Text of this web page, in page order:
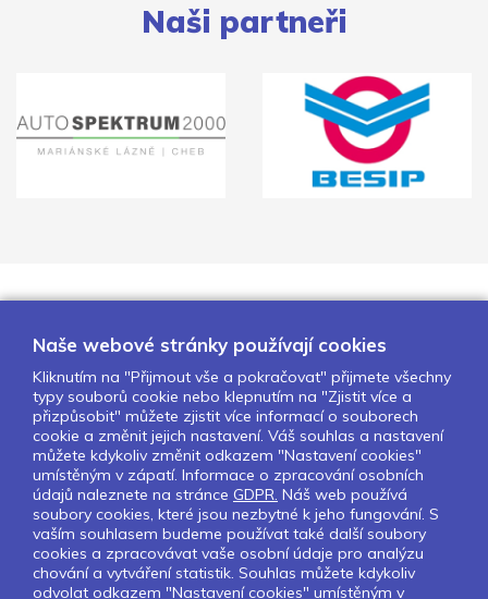
Naši partneři
O nás Naše projekty
Pro školy
Partneři
Kontakty
GDPR
Nastavení cookies
Sledujte nás:
Naše webové stránky používají cookies
Kliknutím na "Přijmout vše a pokračovat" přijmete všechny
typy souborů cookie nebo klepnutím na "Zjistit více a
přizpůsobit" můžete zjistit více informací o souborech
cookie a změnit jejich nastavení. Váš souhlas a nastavení
můžete kdykoliv změnit odkazem "Nastavení cookies"
umístěným v zápatí. Informace o zpracování osobních
údajů naleznete na stránce GDPR. Náš web používá
soubory cookies, které jsou nezbytné k jeho fungování. S
vaším souhlasem budeme používat také další soubory
cookies a zpracovávat vaše osobní údaje pro analýzu
chování a vytváření statistik. Souhlas můžete kdykoliv
odvolat odkazem "Nastavení cookies" umístěným v